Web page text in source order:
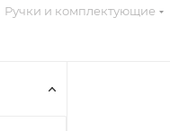
Ручки и комплектующие